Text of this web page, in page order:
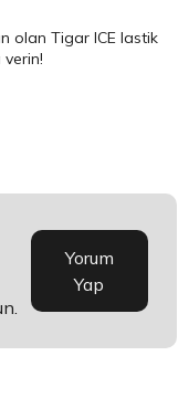
olanTigar ICE lastik
verin!
Yorum
Yap